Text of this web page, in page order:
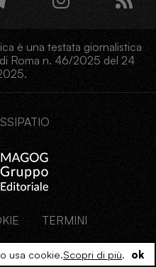
è una testata giornalistica
Roma n. 46/2025 del 24
TERMINI
usa cookie.Scopri di più. ok